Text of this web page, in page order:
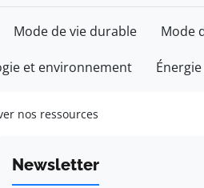
Mode de vie durable Mode
et environnement
nos ressources
Newsletter